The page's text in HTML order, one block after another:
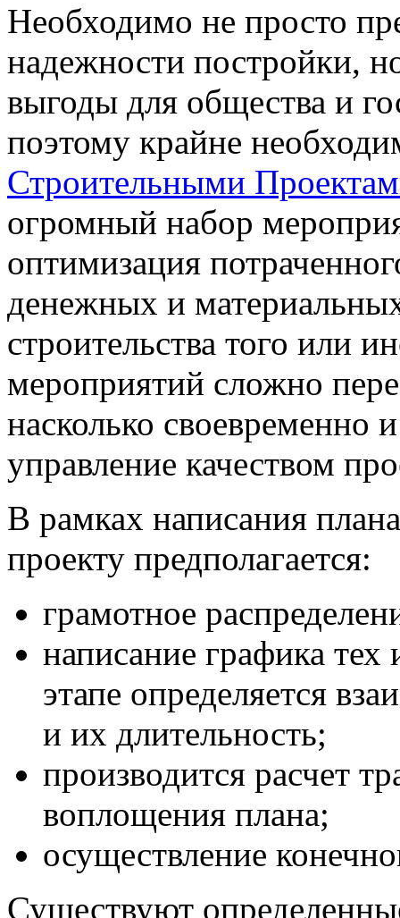
Необходимо не просто
надежности постройки,
выгоды для общества и
поэтому крайне
Строительными
огромный набор
оптимизация
денежных и
строительства того или
мероприятий сложно
насколько своевременно
управление качеством
В рамках написания
проекту предполагается:
грамотное
написание графика
этапе определяется
и их длительность;
производится расчет
воплощения плана;
осуществление
Существуют